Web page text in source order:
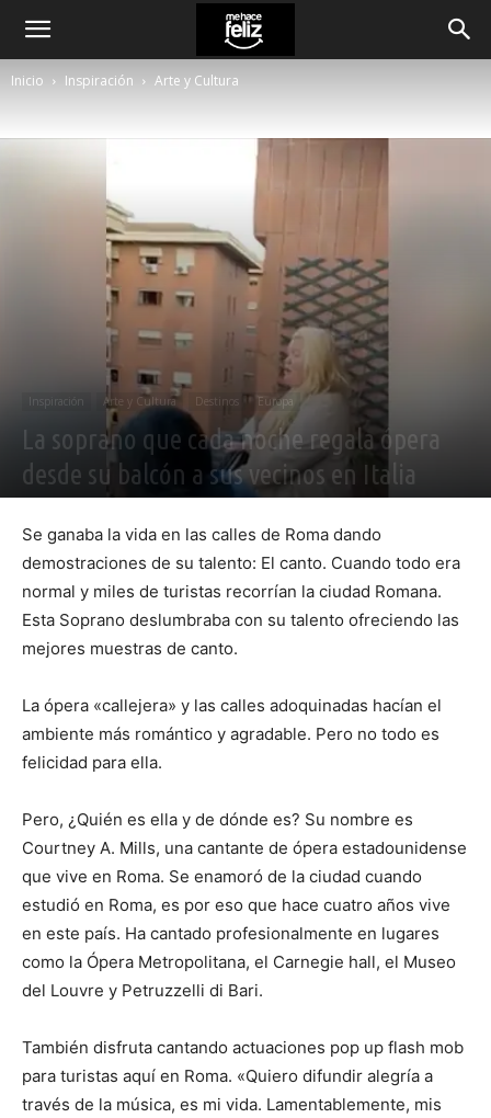
Inicio Inspiración Arte y Cultura
Inspiración Arte y Cultura Destinos Europa
La soprano que cada noche regala ópera
desde su balcón a sus vecinos en Italia
Se ganaba la vida en las calles de Roma dando
demostraciones de su talento: El canto. Cuando todo era
normal y miles de turistas recorrían la ciudad Romana.
Esta Soprano deslumbraba con su talento ofreciendo las
mejores muestras de canto.
La ópera «callejera» y las calles adoquinadas hacían el
ambiente más romántico y agradable. Pero no todo es
felicidad para ella.
Pero, ¿Quién es ella y de dónde es? Su nombre es
Courtney A. Mills, una cantante de ópera estadounidense
que vive en Roma. Se enamoró de la ciudad cuando
estudió en Roma, es por eso que hace cuatro años vive
en este país. Ha cantado profesionalmente en lugares
como la Ópera Metropolitana, el Carnegie hall, el Museo
del Louvre y Petruzzelli di Bari.
También disfruta cantando actuaciones pop up flash mob
para turistas aquí en Roma. «Quiero difundir alegría a
través de la música, es mi vida. Lamentablemente, mis